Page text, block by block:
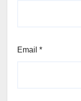
Email *